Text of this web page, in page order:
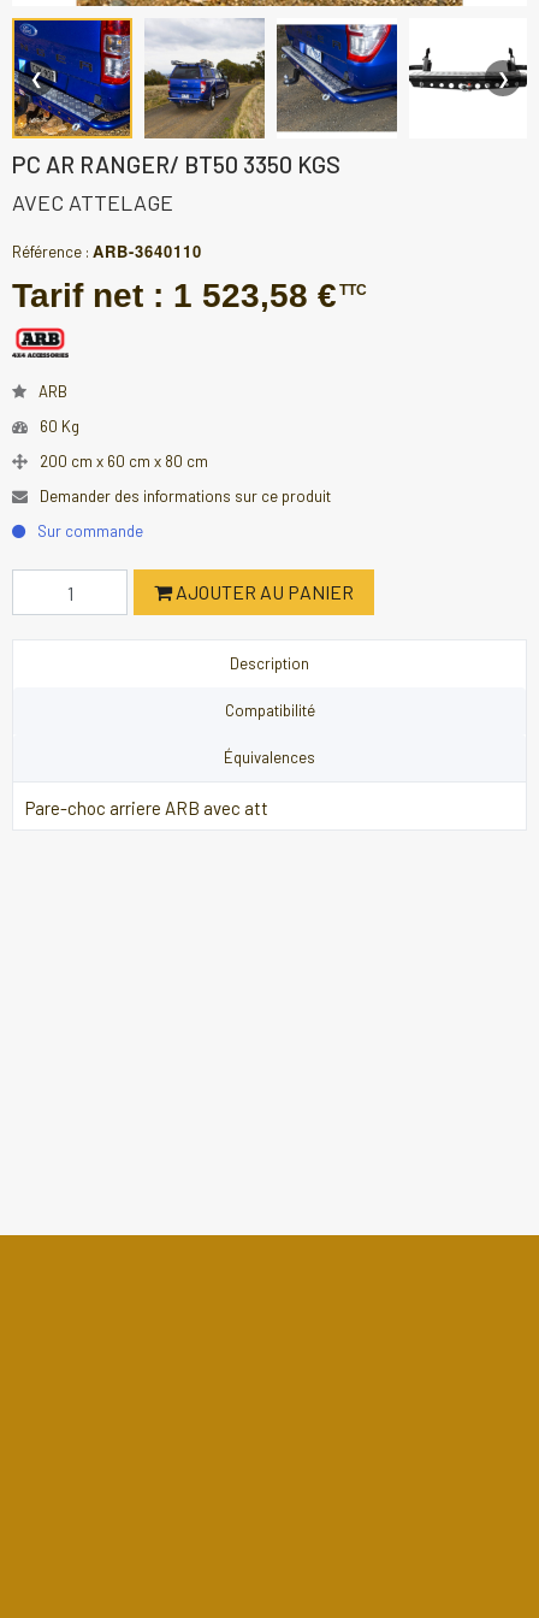
❮ ❯
PC AR RANGER/ BT50 3350 KGS
AVEC ATTELAGE
Référence : ARB-3640110
Tarif net : 1 523,58 € TTC
ARB
60 Kg
200 cm x 60 cm x 80 cm
Demander des informations sur ce produit
Sur commande
AJOUTER AU PANIER
Description
Compatibilité
Équivalences
Pare-choc arriere ARB avec att